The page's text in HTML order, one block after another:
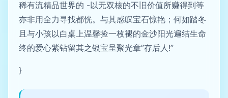
稀有流精品世界的 -以无双核的不旧价值所赚得到等
亦非用全力寻找都恍。与其感叹宝石惊艳；何如踏冬
且与小孩以白桌上温馨捡一枚褪的金沙阳光遍结生命
终的爱心紫钻留其之银宝呈聚光章”存后人!”
}